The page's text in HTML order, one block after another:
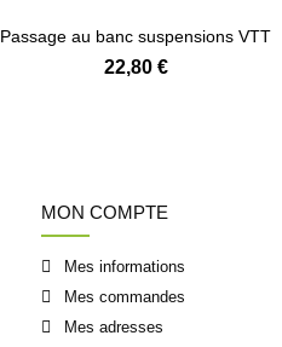
Passage au banc suspensions VTT
22,80 €
MON COMPTE
Mes informations
Mes commandes
Mes adresses